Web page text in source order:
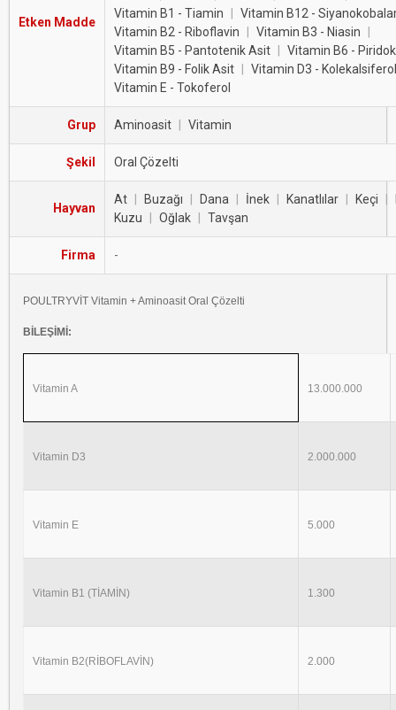
Etken Madde
Vitamin B1 - Tiamin
Vitamin B12 -
Vitamin B2 - Riboflavin
Vitamin B3 - Niasin
Vitamin B5 - Pantotenik Asit
Vitamin B6 -
Vitamin B9 - Folik Asit
Vitamin D3 - Kolekalsiferol
Vitamin E - Tokoferol
Grup Aminoasit Vitamin
Şekil Oral Çözelti
Hayvan
At Buzağı Dana İnek Kanatlılar Keçi
Kuzu
Oğlak Tavşan
Firma -
POULTRYVİT Vitamin + Aminoasit Oral Çözelti
BİLEŞİMİ:
Vitamin A 13.000.000
Vitamin D3 2.000.000
Vitamin E 5.000
Vitamin B1 (TİAMİN) 1.300
Vitamin B2(RİBOFLAVİN) 2.000